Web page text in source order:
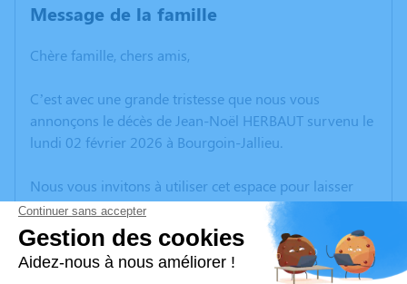
Message de la famille
Chère famille, chers amis,
C’est avec une grande tristesse que nous vous
annonçons le décès de Jean-Noël HERBAUT survenu le
lundi 02 février 2026 à Bourgoin-Jallieu.
Nous vous invitons à utiliser cet espace pour laisser
vos condoléances, partager des photos souvenirs, une
anecdote ou exprimer vos pensées à travers des
poèmes ou des textes. Cet endroit est un lieu
d'expression dédié à honorer la mémoire de Jean-Noël